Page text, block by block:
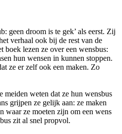
geen droom is te gek’ als eerst. Zij
verhaal ook bij de rest van de
boek lezen ze over een wensbus:
hun wensen in kunnen stoppen.
ze er zelf ook een maken. Zo
meiden weten dat ze hun wensbus
grijpen ze gelijk aan: ze maken
waar ze moeten zijn om een wens
zit al snel propvol.